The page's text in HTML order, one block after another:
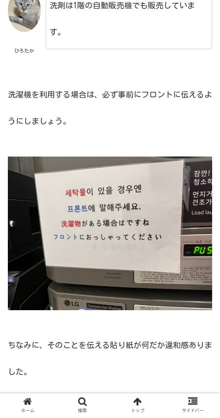
ひろたか
洗剤は1階の自動販売機でも販売していま
す。
洗濯機を利用する場合は、必ず事前にフロントに伝えるよ
うにしましょう。
ちなみに、そのことを伝える貼り紙が何だか違和感ありま
した。
ホーム 検索 トップ サイドバー